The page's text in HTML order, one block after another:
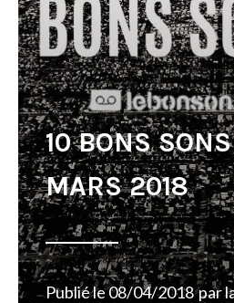
10 BONS
MARS 2018
Publié le08/04/2018 par